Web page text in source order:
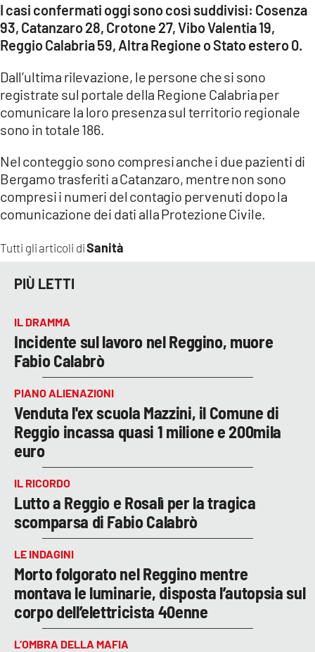
Tutti gli articoli diSanità
I casi confermati oggi sono così suddivisi: Cosenza
93, Catanzaro 28, Crotone 27, Vibo Valentia 19,
Reggio Calabria 59, Altra Regione o Stato estero 0.
Dall’ultima rilevazione, le persone che si sono
registrate sul portale della Regione Calabria per
comunicare la loro presenza sul territorio regionale
sono in totale 186.
Nel conteggio sono compresi anche i due pazienti di
Bergamo trasferiti a Catanzaro, mentre non sono
compresi i numeri del contagio pervenuti dopo la
comunicazione dei dati alla Protezione Civile.
PIÙ LETTI
IL DRAMMA
Incidente sul lavoro nel Reggino, muore
Fabio Calabrò
PIANO ALIENAZIONI
Venduta l'ex scuola Mazzini, il Comune di
Reggio incassa quasi 1 milione e 200mila
euro
IL RICORDO
Lutto a Reggio e Rosalì per la tragica
scomparsa di Fabio Calabrò
LE INDAGINI
Morto folgorato nel Reggino mentre
montava le luminarie, disposta l’autopsia sul
corpo dell’elettricista 40enne
L’OMBRA DELLA MAFIA